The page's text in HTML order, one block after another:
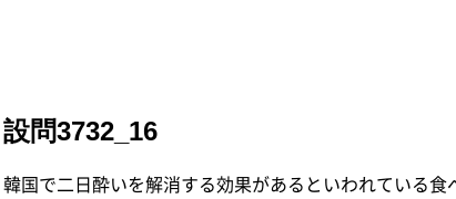
設問3732_16
韓国で二日酔いを解消する効果があるといわれている食